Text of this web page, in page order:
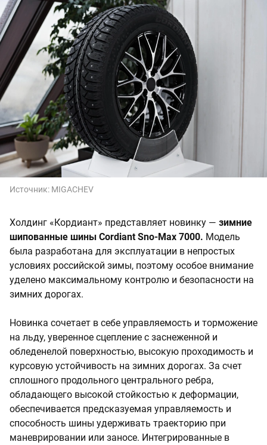
Источник: MIGACHEV
Холдинг «Кордиант» представляет новинку — зимние
шипованные шины Cordiant Sno-Max 7000. Модель
была разработана для эксплуатации в непростых
условиях российской зимы, поэтому особое внимание
уделено максимальному контролю и безопасности на
зимних дорогах.
Новинка сочетает в себе управляемость и торможение
на льду, уверенное сцепление с заснеженной и
обледенелой поверхностью, высокую проходимость и
курсовую устойчивость на зимних дорогах. За счет
сплошного продольного центрального ребра,
обладающего высокой стойкостью к деформации,
обеспечивается предсказуемая управляемость и
способность шины удерживать траекторию при
маневрировании или заносе. Интегрированные в